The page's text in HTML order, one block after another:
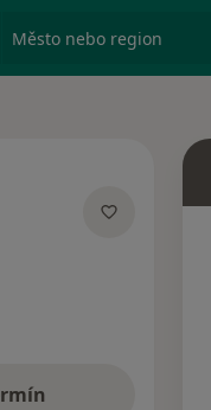
Město nebo region